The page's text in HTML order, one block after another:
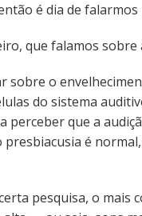
é dia de
que falamos sobre
sobre o
do sistema
perceber que a
presbiacusia é
pesquisa, o mais